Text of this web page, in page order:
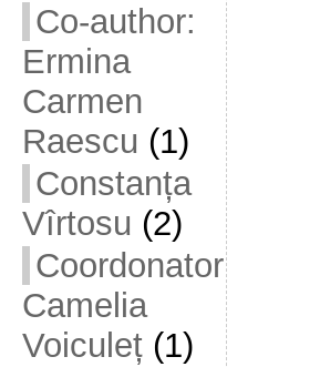
Co-author:
Ermina
Carmen
Raescu (1)
Constanța
Vîrtosu (2)
Coordonator
Camelia
Voiculeț(1)